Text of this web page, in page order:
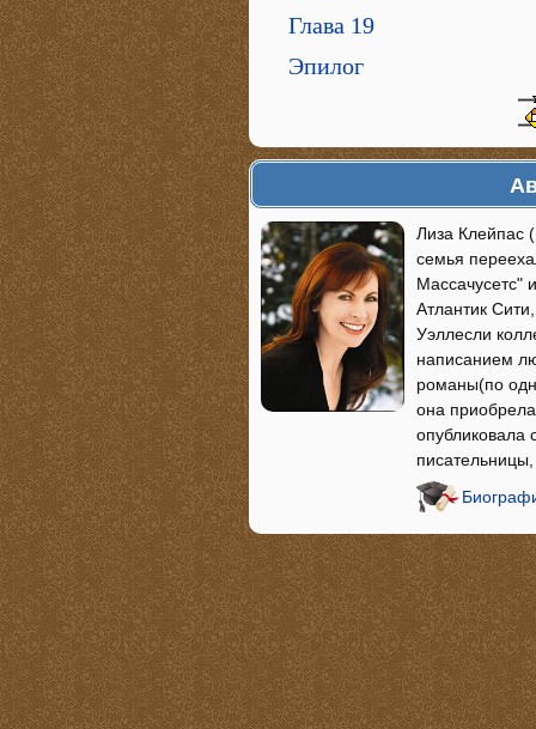
Глава 19
Эпилог
Лиза Клейпас
семья
Массачусетс"
Атлантик
Уэллесли
написанием
романы(по
она
опубликовала